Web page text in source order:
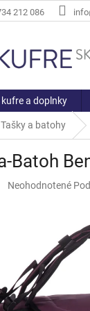
212 086
a doplnky
Tašky a batohy
Batoh
Priemerné
hviezdičiek.
Neohodnotené